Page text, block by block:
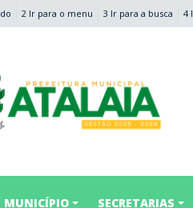
2 Ir para o menu 3 Ir para a busca 4
MUNICÍPIO SECRETARIAS